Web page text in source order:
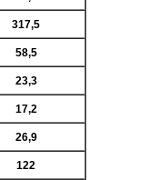
317,5
58,5
23,3
17,2
26,9
122